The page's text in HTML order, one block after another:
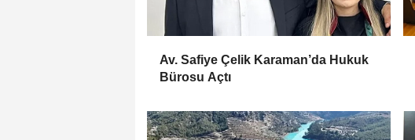
Av. Safiye Çelik Karaman’da Hukuk
Bürosu Açtı